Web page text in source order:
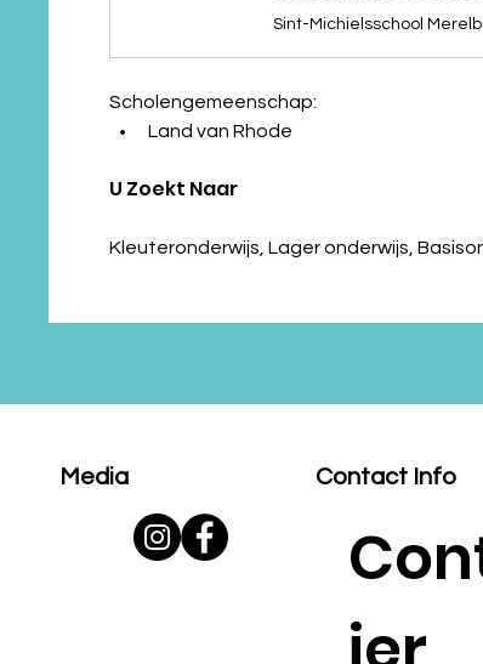
Sint-Michielsschool
Scholengemeenschap:
Land van Rhode
U Zoekt Naar
Kleuteronderwijs, Lager onderwijs,
Contact Info
Media